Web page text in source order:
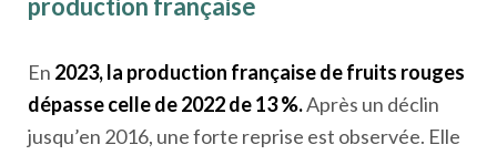
production française
En 2023, la production française de fruits rouges
dépasse celle de 2022 de 13 %.Après un déclin
jusqu’en 2016, une forte reprise est observée. Elle